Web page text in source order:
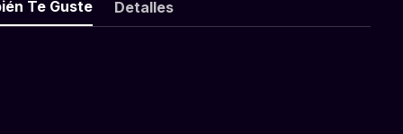
Te Guste Detalles